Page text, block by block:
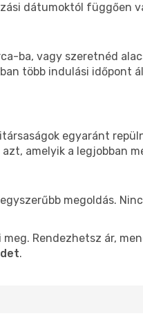
dátumoktól függően
ba, vagy szeretnéd
több indulási időpont
egyaránt
amelyik a legjobban
megoldás.
Rendezhetsz ár,
.